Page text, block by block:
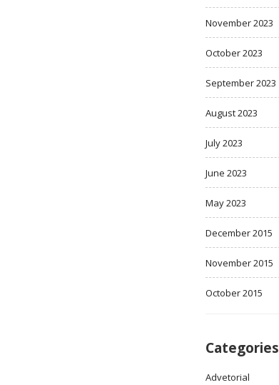
November 2023
October 2023
September 2023
August 2023
July 2023
June 2023
May 2023
December 2015
November 2015
October 2015
Categories
Advetorial